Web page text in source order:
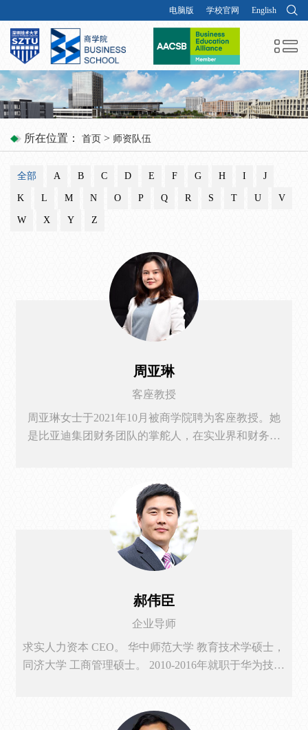
电脑版 学校官网 English
所在位置： 首页 > 师资队伍
全部 A B C D E F G H I J
K L M N O P Q R S T U V
W X Y Z
周亚琳
客座教授
周亚琳女士于2021年10月被商学院聘为客座教授。她
是比亚迪集团财务团队的掌舵人，在实业界和财务届
务总监，2021年3月起担任集团副总裁、财务总监
郝伟臣
企业导师
求实人力资本 CEO。 华中师范大学 教育技术学硕士，
同济大学 工商管理硕士。 2010-2016年就职于华为技术
及外贸型集团公司历任人力资源总监】总裁助理、副